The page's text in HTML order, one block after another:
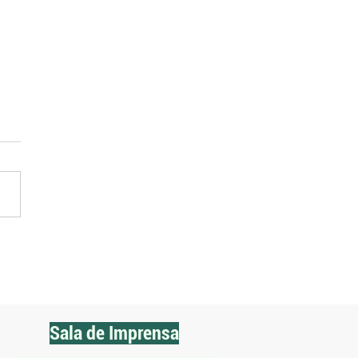
Sala de Imprensa